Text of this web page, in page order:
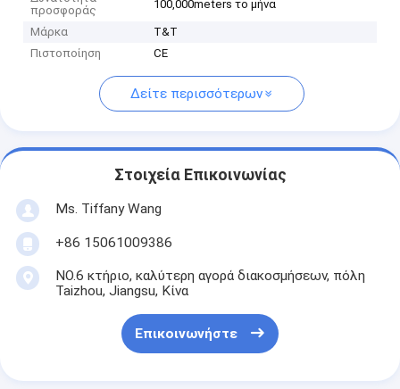
προσφοράς
100,000meters το μήνα
Μάρκα
T&T
Πιστοποίηση
CE
Δείτε περισσότερων
Στοιχεία Επικοινωνίας
Ms. Tiffany Wang
+86 15061009386
NO.6 κτήριο, καλύτερη αγορά διακοσμήσεων, πόλη
Taizhou, Jiangsu, Κίνα
Επικοινωνήστε